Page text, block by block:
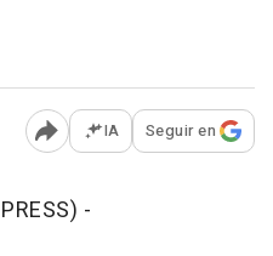
Abrir opciones para
IA Seguir en
-